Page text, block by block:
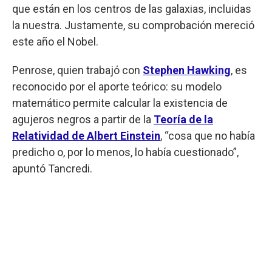
que están en los centros de las galaxias, incluidas
la nuestra. Justamente, su comprobación mereció
este año el Nobel.
Penrose, quien trabajó con Stephen Hawking, es
reconocido por el aporte teórico: su modelo
matemático permite calcular la existencia de
agujeros negros a partir de la Teoría de la
Relatividad de Albert Einstein, “cosa que no había
predicho o, por lo menos, lo había cuestionado”,
apuntó Tancredi.